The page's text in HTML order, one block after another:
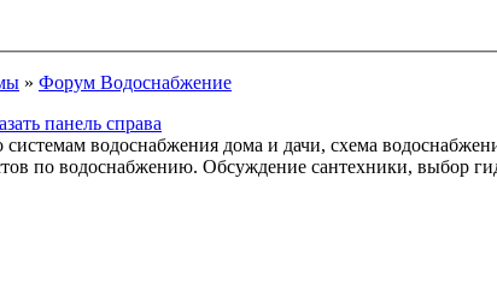
» Форум Водоснабжение
панель справа
водоснабжения дома и дачи, схема
по водоснабжению. Обсуждение сантехники, выбор